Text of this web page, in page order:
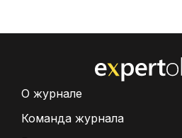
О журнале
Команда журнала